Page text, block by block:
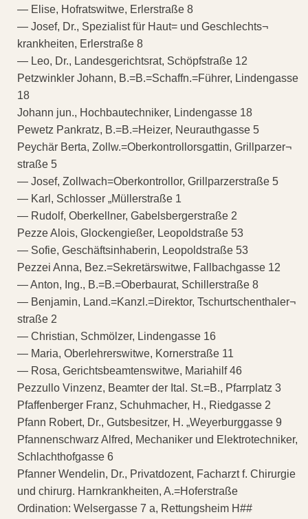
— Elise, Hofratswitwe, Erlerstraße 8
— Josef, Dr., Spezialist für Haut= und Geschlechts¬
krankheiten, Erlerstraße 8
— Leo, Dr., Landesgerichtsrat, Schöpfstraße 12
Petzwinkler Johann, B.=B.=Schaffn.=Führer, Lindengasse
18
Johann jun., Hochbautechniker, Lindengasse 18
Pewetz Pankratz, B.=B.=Heizer, Neurauthgasse 5
Peychär Berta, Zollw.=Oberkontrollorsgattin, Grillparzer¬
straße 5
— Josef, Zollwach=Oberkontrollor, Grillparzerstraße 5
— Karl, Schlosser „Müllerstraße 1
— Rudolf, Oberkellner, Gabelsbergerstraße 2
Pezze Alois, Glockengießer, Leopoldstraße 53
— Sofie, Geschäftsinhaberin, Leopoldstraße 53
Pezzei Anna, Bez.=Sekretärswitwe, Fallbachgasse 12
— Anton, Ing., B.=B.=Oberbaurat, Schillerstraße 8
— Benjamin, Land.=Kanzl.=Direktor, Tschurtschenthaler¬
straße 2
— Christian, Schmölzer, Lindengasse 16
— Maria, Oberlehrerswitwe, Kornerstraße 11
— Rosa, Gerichtsbeamtenswitwe, Mariahilf 46
Pezzullo Vinzenz, Beamter der Ital. St.=B., Pfarrplatz 3
Pfaffenberger Franz, Schuhmacher, H., Riedgasse 2
Pfann Robert, Dr., Gutsbesitzer, H. „Weyerburggasse 9
Pfannenschwarz Alfred, Mechaniker und Elektrotechniker,
Schlachthofgasse 6
Pfanner Wendelin, Dr., Privatdozent, Facharzt f. Chirurgie
und chirurg. Harnkrankheiten, A.=Hoferstraße
Ordination: Welsergasse 7 a, Rettungsheim H##